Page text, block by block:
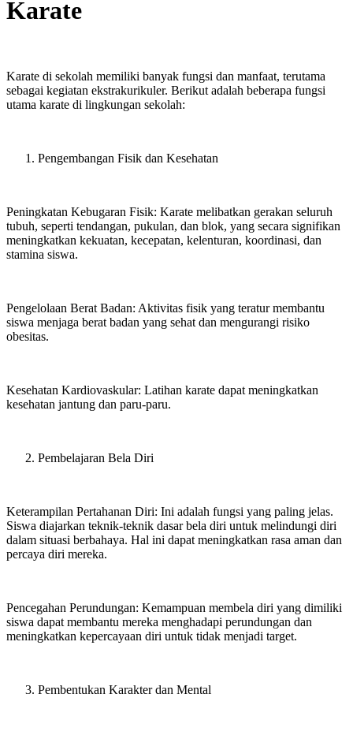
Karate
Karate di sekolah memiliki banyak fungsi dan manfaat, terutama
sebagai kegiatan ekstrakurikuler. Berikut adalah beberapa fungsi
utama karate di lingkungan sekolah:
Pengembangan Fisik dan Kesehatan
Peningkatan Kebugaran Fisik: Karate melibatkan gerakan seluruh
tubuh, seperti tendangan, pukulan, dan blok, yang secara signifikan
meningkatkan kekuatan, kecepatan, kelenturan, koordinasi, dan
stamina siswa.
Pengelolaan Berat Badan: Aktivitas fisik yang teratur membantu
siswa menjaga berat badan yang sehat dan mengurangi risiko
obesitas.
Kesehatan Kardiovaskular: Latihan karate dapat meningkatkan
kesehatan jantung dan paru-paru.
Pembelajaran Bela Diri
Keterampilan Pertahanan Diri: Ini adalah fungsi yang paling jelas.
Siswa diajarkan teknik-teknik dasar bela diri untuk melindungi diri
dalam situasi berbahaya. Hal ini dapat meningkatkan rasa aman dan
percaya diri mereka.
Pencegahan Perundungan: Kemampuan membela diri yang dimiliki
siswa dapat membantu mereka menghadapi perundungan dan
meningkatkan kepercayaan diri untuk tidak menjadi target.
Pembentukan Karakter dan Mental